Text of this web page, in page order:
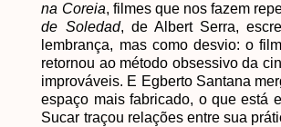
na Coreia, filmes que nos fazem
de Soledad, de Albert Serra,
lembrança, mas como desvio: o
retornou ao método obsessivo da
improváveis. E Egberto Santana
espaço mais fabricado, o que está
Sucar traçou relações entre sua